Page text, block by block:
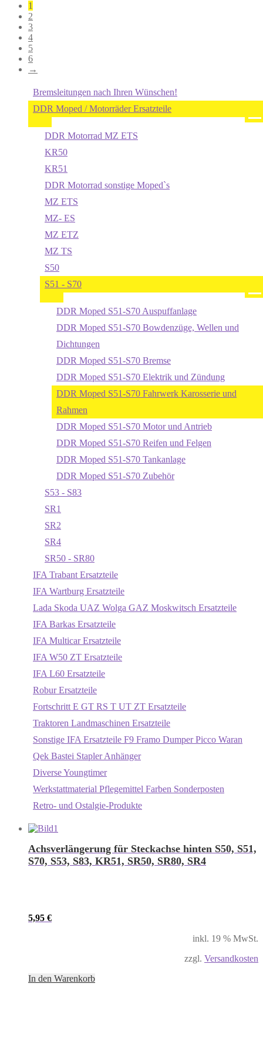
1
2
3
4
5
6
→
Bremsleitungen nach Ihren Wünschen!
DDR Moped / Motorräder Ersatzteile
DDR Motorrad MZ ETS
KR50
KR51
DDR Motorrad sonstige Moped`s
MZ ETS
MZ- ES
MZ ETZ
MZ TS
S50
S51 - S70
DDR Moped S51-S70 Auspuffanlage
DDR Moped S51-S70 Bowdenzüge, Wellen und
Dichtungen
DDR Moped S51-S70 Bremse
DDR Moped S51-S70 Elektrik und Zündung
DDR Moped S51-S70 Fahrwerk Karosserie und
Rahmen
DDR Moped S51-S70 Motor und Antrieb
DDR Moped S51-S70 Reifen und Felgen
DDR Moped S51-S70 Tankanlage
DDR Moped S51-S70 Zubehör
S53 - S83
SR1
SR2
SR4
SR50 - SR80
IFA Trabant Ersatzteile
IFA Wartburg Ersatzteile
Lada Skoda UAZ Wolga GAZ Moskwitsch Ersatzteile
IFA Barkas Ersatzteile
IFA Multicar Ersatzteile
IFA W50 ZT Ersatzteile
IFA L60 Ersatzteile
Robur Ersatzteile
Fortschritt E GT RS T UT ZT Ersatzteile
Traktoren Landmaschinen Ersatzteile
Sonstige IFA Ersatzteile F9 Framo Dumper Picco Waran
Qek Bastei Stapler Anhänger
Diverse Youngtimer
Werkstattmaterial Pflegemittel Farben Sonderposten
Retro- und Ostalgie-Produkte
Achsverlängerung für Steckachse hinten S50, S51,
S70, S53, S83, KR51, SR50, SR80, SR4
5,95 €
inkl. 19 % MwSt.
zzgl. Versandkosten
In den Warenkorb